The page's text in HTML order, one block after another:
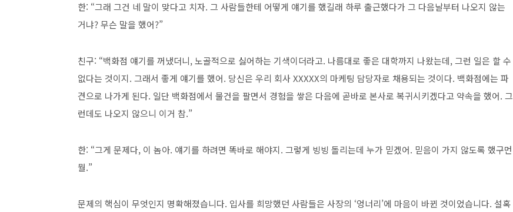
한: “그래 그건 네 말이 맞다고 치자. 그 사람들한테 어떻게 얘기를 했길래 하루 출근했다가 그 다음날부터 나오지 않는
거냐? 무슨 말을 했어?”
친구: “백화점 얘기를 꺼냈더니, 노골적으로 싫어하는 기색이더라고. 나름대로 좋은 대학까지 나왔는데, 그런 일은 할 수
없다는 것이지. 그래서 좋게 얘기를 했어. 당신은 우리 회사 XXXXX의 마케팅 담당자로 채용되는 것이다. 백화점에는 파
견으로 나가게 된다. 일단 백화점에서 물건을 팔면서 경험을 쌓은 다음에 곧바로 본사로 복귀시키겠다고 약속을 했어. 그
런데도 나오지 않으니 이거 참.”
한: “그게 문제다, 이 놈아. 얘기를 하려면 똑바로 해야지. 그렇게 빙빙 돌리는데 누가 믿겠어. 믿음이 가지 않도록 했구먼
뭘.”
문제의 핵심이 무엇인지 명확해졌습니다. 입사를 희망했던 사람들은 사장의 ‘엉너리’에 마음이 바뀐 것이었습니다. 설혹